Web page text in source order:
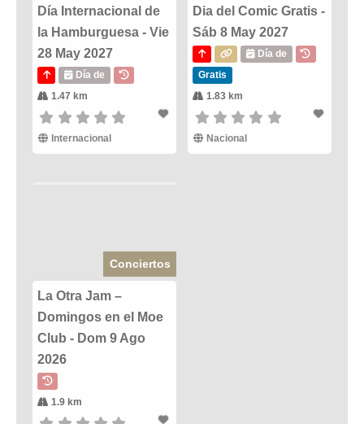
Día Internacional de
la Hamburguesa - Vie
28 May 2027
Día de
1.47 km
Internacional
Dia del Comic Gratis -
Sáb 8 May 2027
Día de
Gratis
1.83 km
Nacional
Conciertos
La Otra Jam –
Domingos en el Moe
Club - Dom 9 Ago
2026
1.9 km